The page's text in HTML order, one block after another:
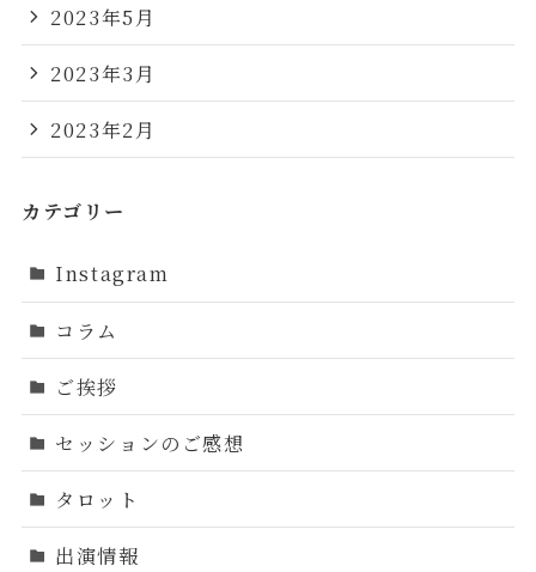
2023年5月
2023年3月
2023年2月
カテゴリー
Instagram
コラム
ご挨拶
セッションのご感想
タロット
出演情報